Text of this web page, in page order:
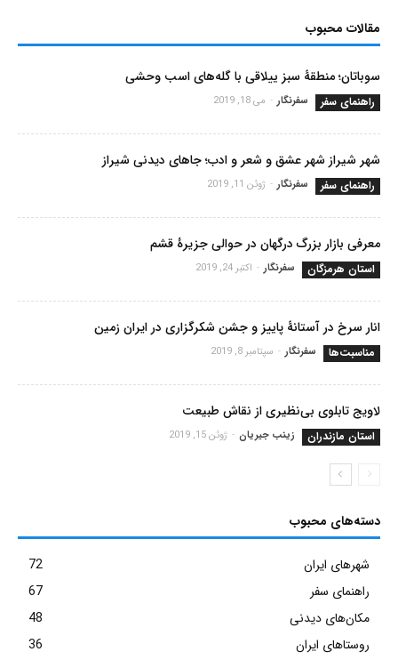
مقالات محبوب
سوباتان؛ منطقۀ سبز ییلاقی با گله‌های اسب وحشی
راهنمای سفر سفرنگار - می 18, 2019
شهر شیراز شهر عشق و شعر و ادب؛ جاهای دیدنی شیراز
راهنمای سفر سفرنگار - ژوئن 11, 2019
معرفی بازار بزرگ درگهان در حوالی جزیرۀ قشم
استان هرمزگان سفرنگار - اکتبر 24, 2019
انار سرخ در آستانۀ پاییز و جشن شکرگزاری در ایران زمین
مناسبت‌ها سفرنگار - سپتامبر 8, 2019
لاویج تابلوی بی‌نظیری از نقاش طبیعت
استان مازندران زینب جیریان - ژوئن 15, 2019
دسته‌های محبوب
شهرهای ایران
72
راهنمای سفر
67
مکان‌های دیدنی
48
روستاهای ایران
36